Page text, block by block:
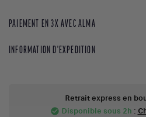
PAIEMENT EN 3X AVEC ALMA
INFORMATION D'EXPEDITION
Retrait express en
check_circle Disponible sous 2h :